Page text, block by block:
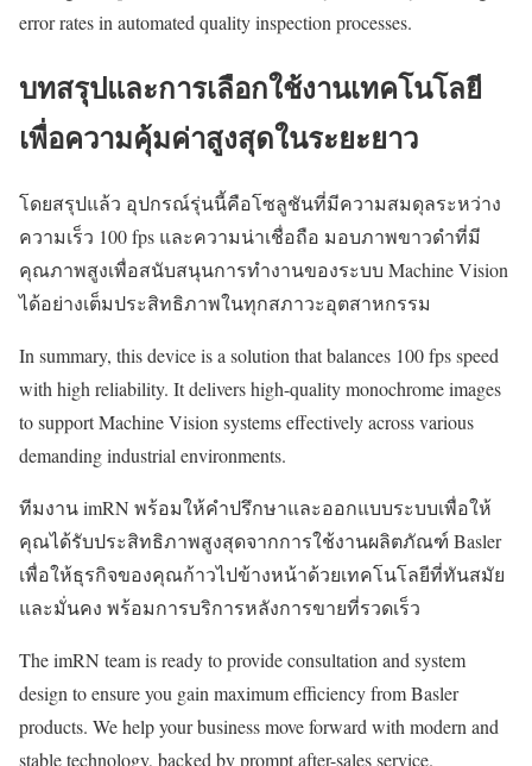
error rates in automated quality inspection processes.
บทสรุปและการเลือกใช้งานเทคโนโลยี
เพื่อความคุ้มค่าสูงสุดในระยะยาว
โดยสรุปแล้ว อุปกรณ์รุ่นนี้คือโซลูชันที่มีความสมดุลระหว่าง
ความเร็ว 100 fps และความน่าเชื่อถือ มอบภาพขาวดำที่มี
คุณภาพสูงเพื่อสนับสนุนการทำงานของระบบ Machine Vision
ได้อย่างเต็มประสิทธิภาพในทุกสภาวะอุตสาหกรรม
In summary, this device is a solution that balances 100 fps speed
with high reliability. It delivers high-quality monochrome images
to support Machine Vision systems effectively across various
demanding industrial environments.
ทีมงาน imRN พร้อมให้คำปรึกษาและออกแบบระบบเพื่อให้
คุณได้รับประสิทธิภาพสูงสุดจากการใช้งานผลิตภัณฑ์ Basler
เพื่อให้ธุรกิจของคุณก้าวไปข้างหน้าด้วยเทคโนโลยีที่ทันสมัย
และมั่นคง พร้อมการบริการหลังการขายที่รวดเร็ว
The imRN team is ready to provide consultation and system
design to ensure you gain maximum efficiency from Basler
products. We help your business move forward with modern and
stable technology, backed by prompt after-sales service.